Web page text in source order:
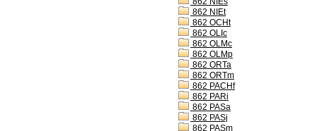
862 NIEt
862 OCHt
862 OLIc
862 OLMc
862 OLMp
862 ORTa
862 ORTm
862 PACHf
862 PARi
862 PASa
862 PASj
862 PASm